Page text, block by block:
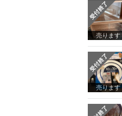
売ります
売ります